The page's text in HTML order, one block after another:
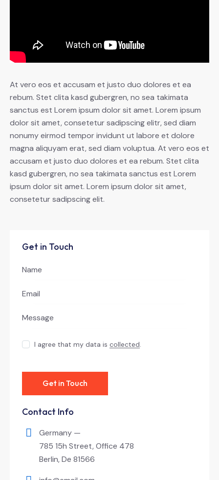
At vero eos et accusam et justo duo dolores et ea
rebum. Stet clita kasd gubergren, no sea takimata
sanctus est Lorem ipsum dolor sit amet. Lorem ipsum
dolor sit amet, consetetur sadipscing elitr, sed diam
nonumy eirmod tempor invidunt ut labore et dolore
magna aliquyam erat, sed diam voluptua. At vero eos et
accusam et justo duo dolores et ea rebum. Stet clita
kasd gubergren, no sea takimata sanctus est Lorem
ipsum dolor sit amet. Lorem ipsum dolor sit amet,
consetetur sadipscing elit.
Get in Touch
I agree that my data iscollected.
Contact Info
Germany —
785 15h Street, Office 478
Berlin, De 81566